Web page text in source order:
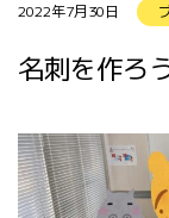
2022年7月30日
名刺を作ろ